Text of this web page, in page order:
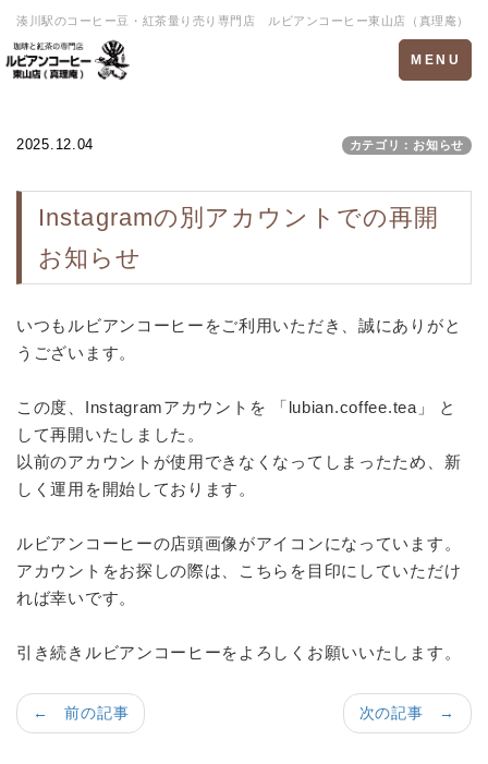
湊川駅のコーヒー豆・紅茶量り売り専門店 ルビアンコーヒー東山店（真理庵）
Toggle
navigation
MENU
2025.12.04 カテゴリ：お知らせ
Instagramの別アカウントでの再開
お知らせ
いつもルビアンコーヒーをご利用いただき、誠にありがと
うございます。
この度、Instagramアカウントを 「lubian.coffee.tea」 と
して再開いたしました。
以前のアカウントが使用できなくなってしまったため、新
しく運用を開始しております。
ルビアンコーヒーの店頭画像がアイコンになっています。
アカウントをお探しの際は、こちらを目印にしていただけ
れば幸いです。
引き続きルビアンコーヒーをよろしくお願いいたします。
次の記事 →
← 前の記事